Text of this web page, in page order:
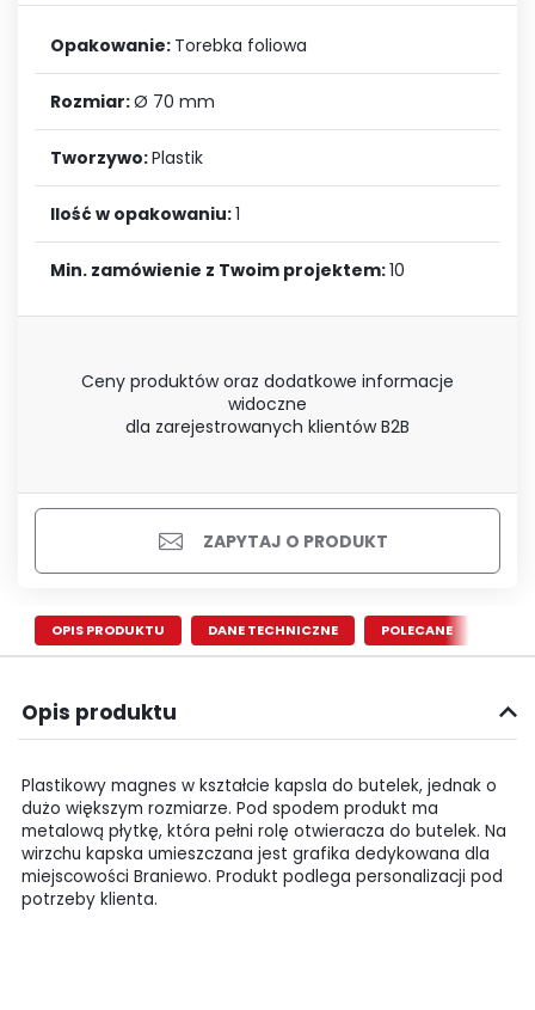
Opakowanie: Torebka foliowa
Rozmiar:Ø 70 mm
Tworzywo:Plastik
Ilość w opakowaniu:1
Min. zamówienie z Twoim projektem:10
Ceny produktów oraz dodatkowe informacje
widoczne
dla zarejestrowanych klientów B2B
ZAPYTAJ O PRODUKT
OPIS PRODUKTU DANE TECHNICZNE POLECANE
Opis produktu
Plastikowy magnes w kształcie kapsla do butelek, jednak o
dużo większym rozmiarze. Pod spodem produkt ma
metalową płytkę, która pełni rolę otwieracza do butelek. Na
wirzchu kapska umieszczana jest grafika dedykowana dla
miejscowości Braniewo. Produkt podlega personalizacji pod
potrzeby klienta.